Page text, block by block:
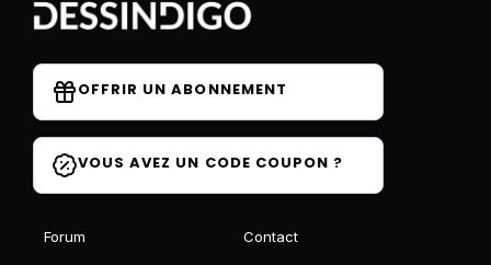
OFFRIR UN ABONNEMENT
VOUS AVEZ UN CODE COUPON ?
Forum Contact